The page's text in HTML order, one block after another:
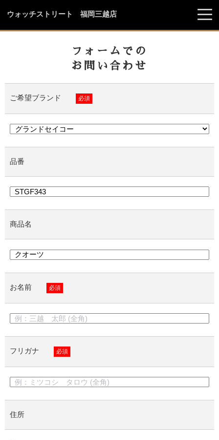
ウォッチストリート 福岡三越店
フォームでの
お問い合わせ
ご希望ブランド 必須
品番
商品名
お名前 必須
フリガナ 必須
住所